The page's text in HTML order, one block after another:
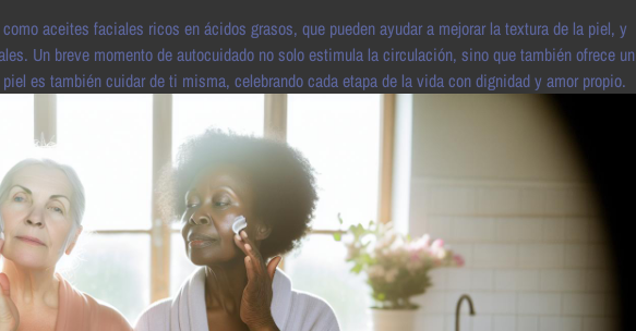
aceites faciales ricos en ácidos grasos, que pueden ayudar a mejorar la textura de la piel, y
Un breve momento de autocuidado no solo estimula la circulación, sino que también ofrece un
es también cuidar de ti misma, celebrando cada etapa de la vida con dignidad y amor propio.